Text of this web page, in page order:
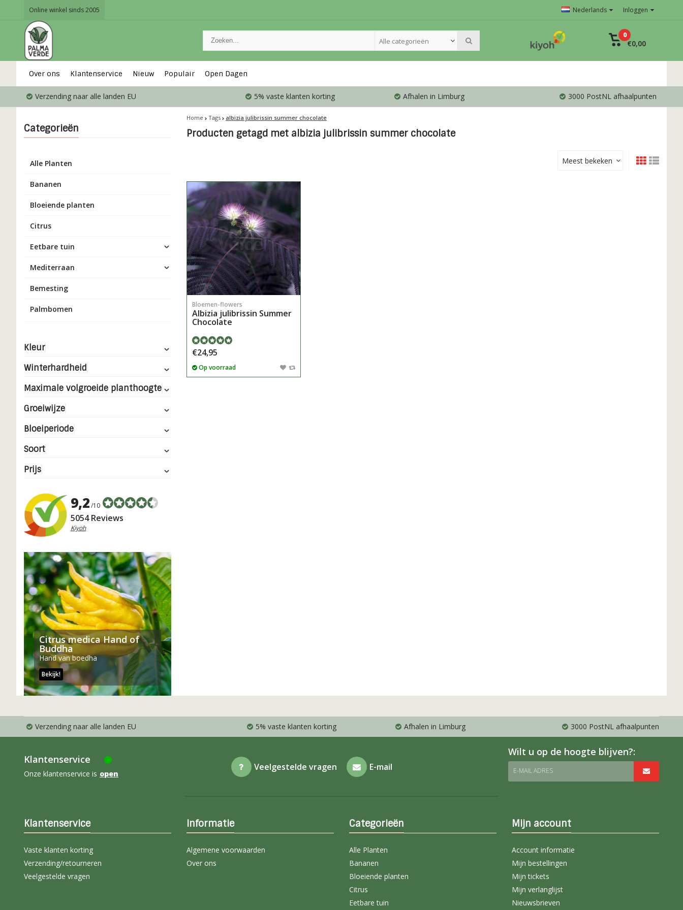
Online winkel sinds 2005 Nederlands Inloggen
Alle categorieën
0
€0,00
Over ons Klantenservice Nieuw Populair Open Dagen
Verzending naar alle landen EU 5% vaste klanten korting Afhalen in Limburg 3000 PostNL afhaalpunten
Categorieën
Alle Planten
Bananen
Bloeiende planten
Citrus
Eetbare tuin
Mediterraan
Bemesting
Palmbomen
Kleur
Winterhardheid
Maximale volgroeide planthoogte
Groeiwijze
Bloeiperiode
Soort
Prijs
9,2/10
5054 Reviews
Kiyoh
Citrus medica Hand of
Buddha
Hand van boedha
Bekijk!
Home Tags albizia julibrissin summer chocolate
Producten getagd met albizia julibrissin summer chocolate
Meest bekeken
Bloemen-flowers
Albizia julibrissin Summer
Chocolate
€24,95
Op voorraad
Verzending naar alle landen EU 5% vaste klanten korting Afhalen in Limburg 3000 PostNL afhaalpunten
Klantenservice
Onze klantenservice is open
Veelgestelde vragen E-mail
Wilt u op de hoogte blijven?:
E-MAIL ADRES
Klantenservice
Vaste klanten korting
Verzending/retourneren
Veelgestelde vragen
Informatie
Algemene voorwaarden
Over ons
Categorieën
Alle Planten
Bananen
Bloeiende planten
Citrus
Eetbare tuin
Mijn account
Account informatie
Mijn bestellingen
Mijn tickets
Mijn verlanglijst
Nieuwsbrieven